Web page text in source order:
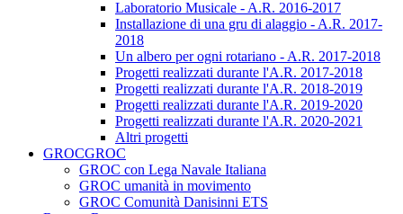
Laboratorio Musicale - A.R. 2016-2017
Installazione di una gru di alaggio - A.R. 2017-
2018
Un albero per ogni rotariano - A.R. 2017-2018
Progetti realizzati durante l'A.R. 2017-2018
Progetti realizzati durante l'A.R. 2018-2019
Progetti realizzati durante l'A.R. 2019-2020
Progetti realizzati durante l'A.R. 2020-2021
Altri progetti
GROCGROC
GROC con Lega Navale Italiana
GROC umanità in movimento
GROC Comunità Danisinni ETS